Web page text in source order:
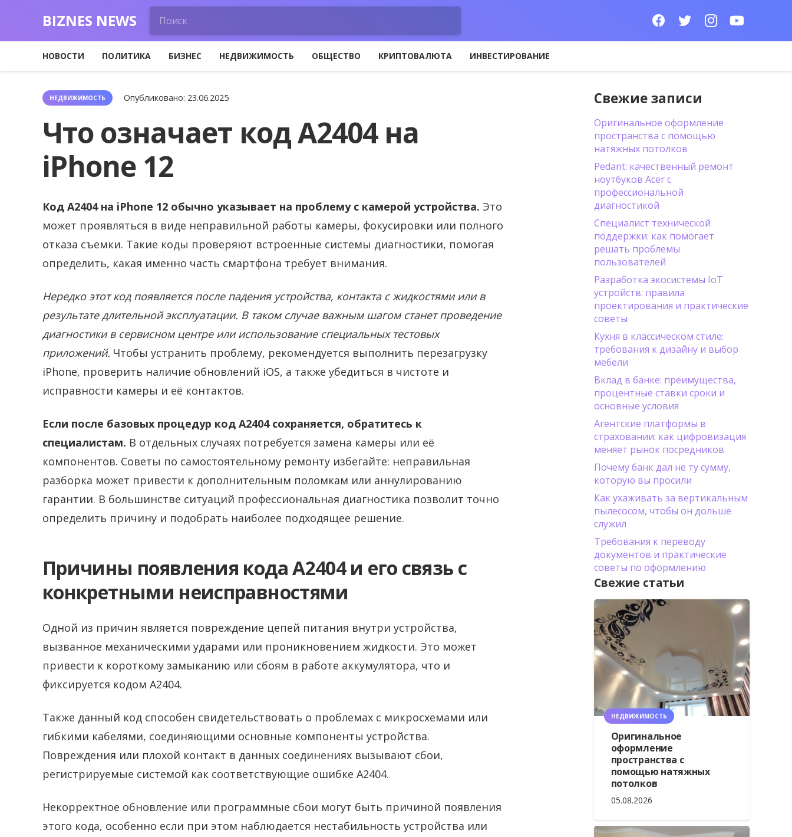
BIZNES NEWS
НОВОСТИ ПОЛИТИКА БИЗНЕС НЕДВИЖИМОСТЬ ОБЩЕСТВО КРИПТОВАЛЮТА ИНВЕСТИРОВАНИЕ
НЕДВИЖИМОСТЬ Опубликовано: 23.06.2025
Что означает код A2404 на
iPhone 12
Код A2404 на iPhone 12 обычно указывает на проблему с камерой устройства. Это
может проявляться в виде неправильной работы камеры, фокусировки или полного
отказа съемки. Такие коды проверяют встроенные системы диагностики, помогая
определить, какая именно часть смартфона требует внимания.
Нередко этот код появляется после падения устройства, контакта с жидкостями или в
результате длительной эксплуатации. В таком случае важным шагом станет проведение
диагностики в сервисном центре или использование специальных тестовых
приложений. Чтобы устранить проблему, рекомендуется выполнить перезагрузку
iPhone, проверить наличие обновлений iOS, а также убедиться в чистоте и
исправности камеры и её контактов.
Если после базовых процедур код A2404 сохраняется, обратитесь к
специалистам. В отдельных случаях потребуется замена камеры или её
компонентов. Советы по самостоятельному ремонту избегайте: неправильная
разборка может привести к дополнительным поломкам или аннулированию
гарантии. В большинстве ситуаций профессиональная диагностика позволит точно
определить причину и подобрать наиболее подходящее решение.
Причины появления кода A2404 и его связь с
конкретными неисправностями
Одной из причин является повреждение цепей питания внутри устройства,
вызванное механическими ударами или проникновением жидкости. Это может
привести к короткому замыканию или сбоям в работе аккумулятора, что и
фиксируется кодом A2404.
Также данный код способен свидетельствовать о проблемах с микросхемами или
гибкими кабелями, соединяющими основные компоненты устройства.
Повреждения или плохой контакт в данных соединениях вызывают сбои,
регистрируемые системой как соответствующие ошибке A2404.
Некорректное обновление или программные сбои могут быть причиной появления
этого кода, особенно если при этом наблюдается нестабильность устройства или
Свежие записи
Оригинальное оформление
пространства с помощью
натяжных потолков
Pedant: качественный ремонт
ноутбуков Acer с
профессиональной
диагностикой
Специалист технической
поддержки: как помогает
решать проблемы
пользователей
Разработка экосистемы IoT
устройств: правила
проектирования и практические
советы
Кухня в классическом стиле:
требования к дизайну и выбор
мебели
Вклад в банке: преимущества,
процентные ставки сроки и
основные условия
Агентские платформы в
страховании: как цифровизация
меняет рынок посредников
Почему банк дал не ту сумму,
которую вы просили
Как ухаживать за вертикальным
пылесосом, чтобы он дольше
служил
Требования к переводу
документов и практические
советы по оформлению
Свежие статьи
НЕДВИЖИМОСТЬ
Оригинальное
оформление
пространства с
помощью натяжных
потолков
05.08.2026